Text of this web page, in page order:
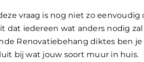
vraag is nog niet zo
dat iedereen wat anders nodig
Renovatiebehang diktes ben
bij wat jouw soort muur in huis.